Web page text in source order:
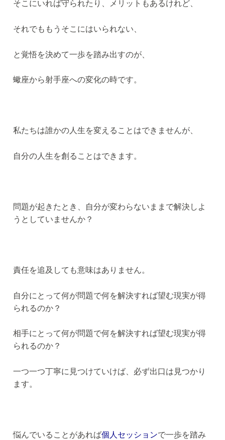
そこにいれば守られたり、メリットもあるけれど、
それでももうそこにはいられない、
と覚悟を決めて一歩を踏み出すのが、
蠍座から射手座への変化の時です。
私たちは誰かの人生を変えることはできませんが、
自分の人生を創ることはできます。
問題が起きたとき、自分が変わらないままで解決しよ
うとしていませんか？
責任を追及しても意味はありません。
自分にとって何が問題で何を解決すれば望む現実が得
られるのか？
相手にとって何が問題で何を解決すれば望む現実が得
られるのか？
一つ一つ丁寧に見つけていけば、必ず出口は見つかり
ます。
悩んでいることがあれば個人セッションで一歩を踏み